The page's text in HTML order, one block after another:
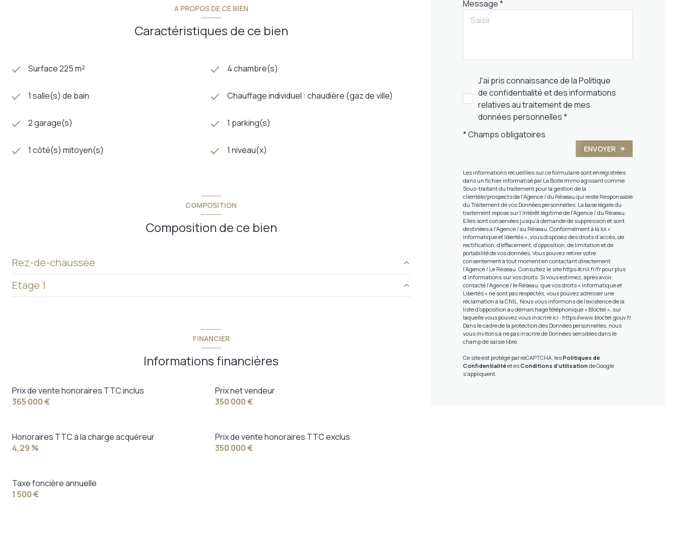
A PROPOS DE CE BIEN
Caractéristiques de ce bien
Surface 225 m² 4 chambre(s)
1 salle(s) de bain Chauffage individuel : chaudière (gaz de ville)
2 garage(s) 1 parking(s)
1 côté(s) mitoyen(s) 1 niveau(x)
COMPOSITION
Composition de ce bien
Rez-de-chaussée
chambre
chambre
buanderie
Etage 1
FINANCIER
Informations financières
Prix de vente honoraires TTC inclus
365 000 €
Prix net vendeur
350 000 €
Prix de vente honoraires TTC exclus
350 000 €
Honoraires TTC à la charge acquéreur
4,29 %
Taxe foncière annuelle
1 500 €
Message *
J'ai pris connaissance de la Politique
de confidentialité et des informations
relatives au traitement de mes
données personnelles *
* Champs obligatoires
ENVOYER
Les informations recueillies sur ce formulaire sont enregistrées
dans un fichier informatisé par La Boite Immo agissant comme
Sous-traitant du traitement pour la gestion de la
clientèle/prospects de l'Agence / du Réseau qui reste Responsable
du Traitement de vos Données personnelles. La base légale du
traitement repose sur l'intérêt légitime de l'Agence / du Réseau.
Elles sont conservées jusqu'à demande de suppression et sont
destinées à l'Agence / au Réseau. Conformément à la loi «
informatique et libertés », vous disposez des droits d’accès, de
rectification, d’effacement, d’opposition, de limitation et de
portabilité de vos données. Vous pouvez retirer votre
consentement à tout moment en contactant directement
l’Agence / Le Réseau. Consultez le site https://cnil.fr/frpour plus
d’informations sur vos droits. Si vous estimez, après avoir
contacté l'Agence / le Réseau, que vos droits « Informatique et
Libertés » ne sont pas respectés, vous pouvez adresser une
réclamation à la CNIL. Nous vous informons de l’existence de la
liste d'opposition au démarchage téléphonique « Bloctel », sur
laquelle vous pouvez vous inscrire ici : https://www.bloctel.gouv.fr.
Dans le cadre de la protection des Données personnelles, nous
vous invitons à ne pas inscrire de Données sensibles dans le
champ de saisie libre.
Ce site est protégé par reCAPTCHA, lesPolitiques de
Confidentialitéet esConditions d'utilisationde Google
s'appliquent.